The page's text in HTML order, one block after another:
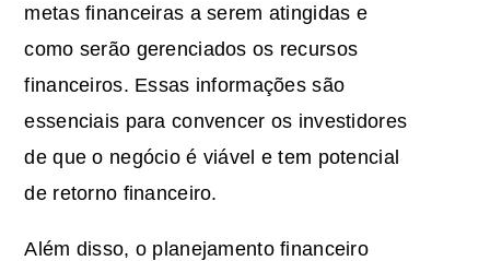
metas financeiras a serem atingidas e
como serão gerenciados os recursos
financeiros. Essas informações são
essenciais para convencer os investidores
de que o negócio é viável e tem potencial
de retorno financeiro.
Além disso, o planejamento financeiro